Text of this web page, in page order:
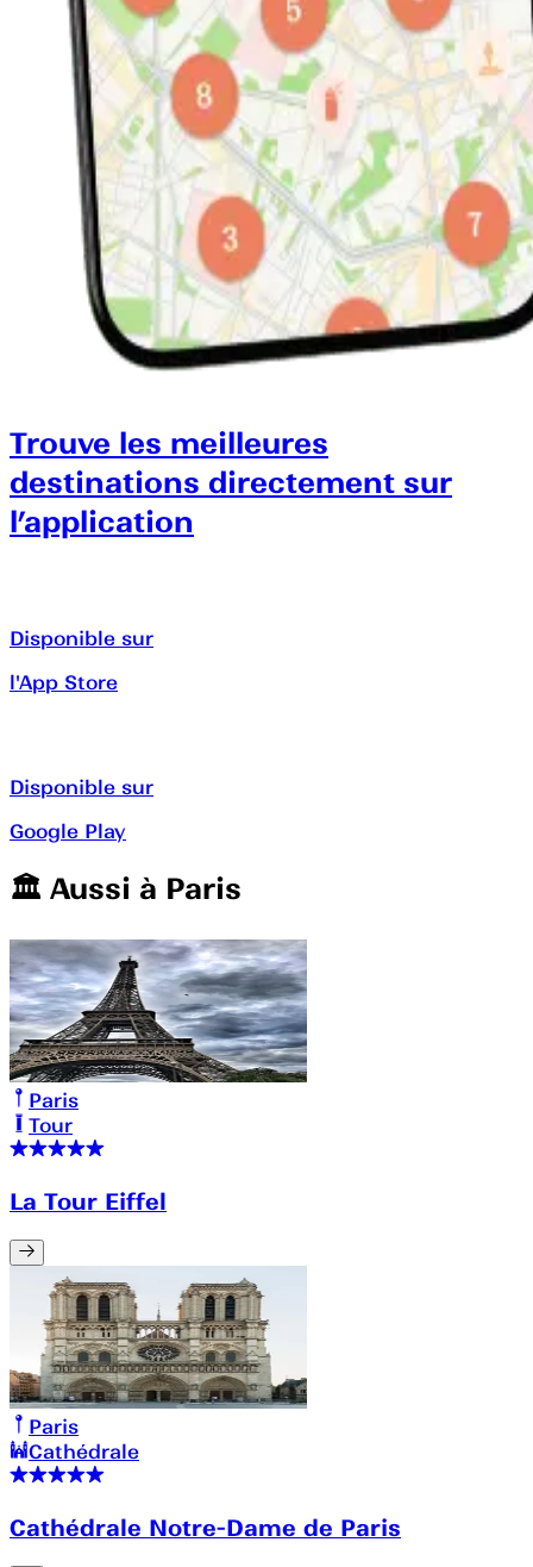
Trouve les meilleures
destinations directement sur
l’application
Disponible sur
l'App Store
Disponible sur
Google Play
🏛️️ Aussi à Paris
Paris
Tour
La Tour Eiffel
Paris
Cathédrale
Cathédrale Notre-Dame de Paris